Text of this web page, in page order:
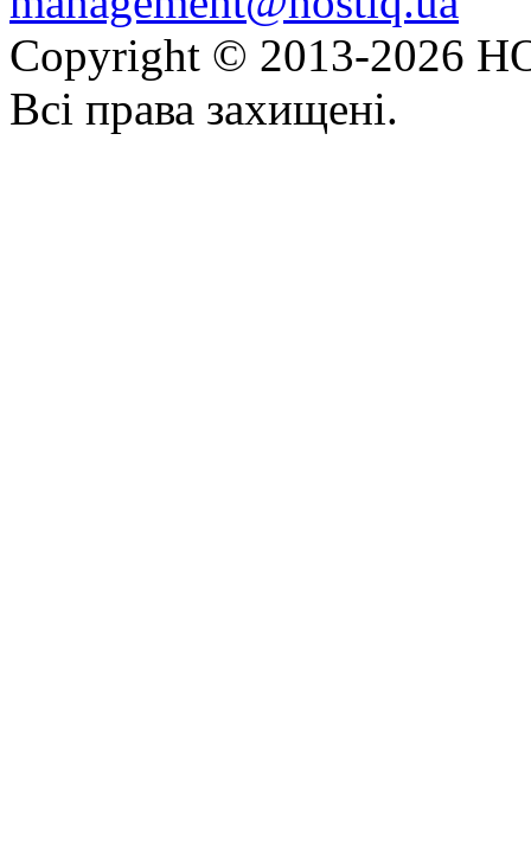
Copyright © 2013-2026
Всі права захищені.